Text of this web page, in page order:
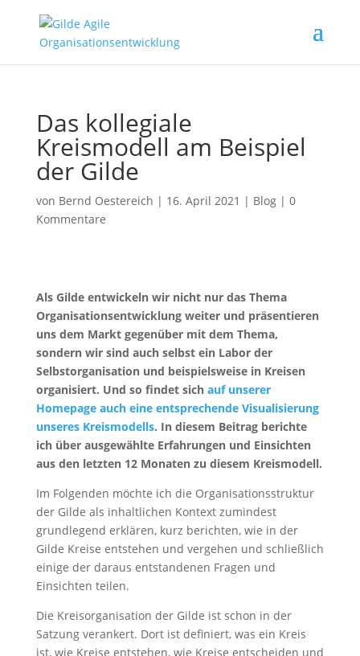
Das kollegiale
Kreismodell am Beispiel
der Gilde
von Bernd Oestereich | 16. April 2021 | Blog| 0
Kommentare
Als Gilde entwickeln wir nicht nur das Thema
Organisationsentwicklung weiter und präsentieren
uns dem Markt gegenüber mit dem Thema,
sondern wir sind auch selbst ein Labor der
Selbstorganisation und beispielsweise in Kreisen
organisiert. Und so findet sich auf unserer
Homepage auch eine entsprechende Visualisierung
unseres Kreismodells. In diesem Beitrag berichte
ich über ausgewählte Erfahrungen und Einsichten
aus den letzten 12 Monaten zu diesem Kreismodell.
Im Folgenden möchte ich die Organisationsstruktur
der Gilde als inhaltlichen Kontext zumindest
grundlegend erklären, kurz berichten, wie in der
Gilde Kreise entstehen und vergehen und schließlich
einige der daraus entstandenen Fragen und
Einsichten teilen.
Die Kreisorganisation der Gilde ist schon in der
Satzung verankert. Dort ist definiert, was ein Kreis
ist, wie Kreise entstehen, wie Kreise entscheiden und